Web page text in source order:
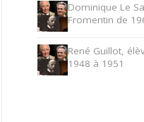
Dominique Le
Fromentin de
René Guillot,
1948 à 1951